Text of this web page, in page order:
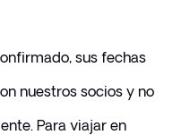
sus fechas
nuestros socios y no
Para viajar en